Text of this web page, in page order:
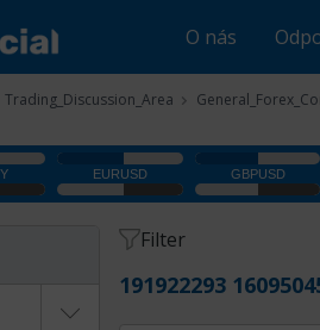
O nás
Trading_Discussion_Area
Filter
191922293